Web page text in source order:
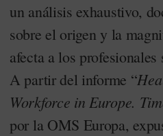
un análisis exhaustivo,
sobre el origen y la
afecta a los
A partir del informe “
Workforce in Europe.
por la OMS Europa,